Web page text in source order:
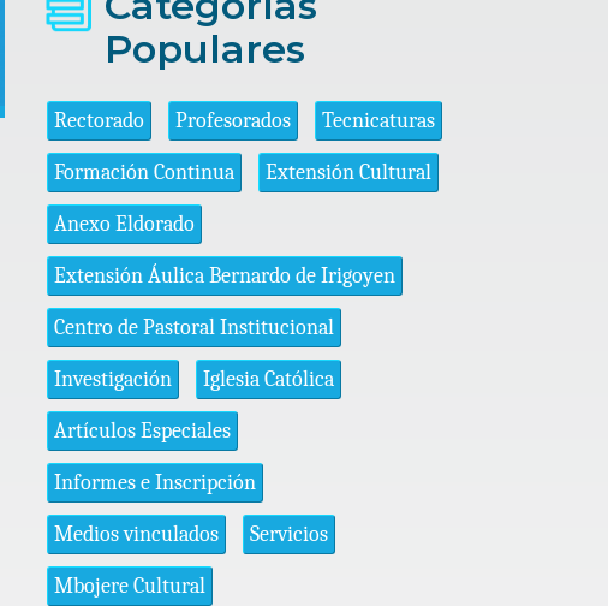
Populares
Rectorado Profesorados Tecnicaturas
Formación Continua Extensión Cultural
Anexo Eldorado
Extensión Áulica Bernardo de Irigoyen
Centro de Pastoral Institucional
Investigación Iglesia Católica
Artículos Especiales
Informes e Inscripción
Medios vinculados Servicios
Mbojere Cultural